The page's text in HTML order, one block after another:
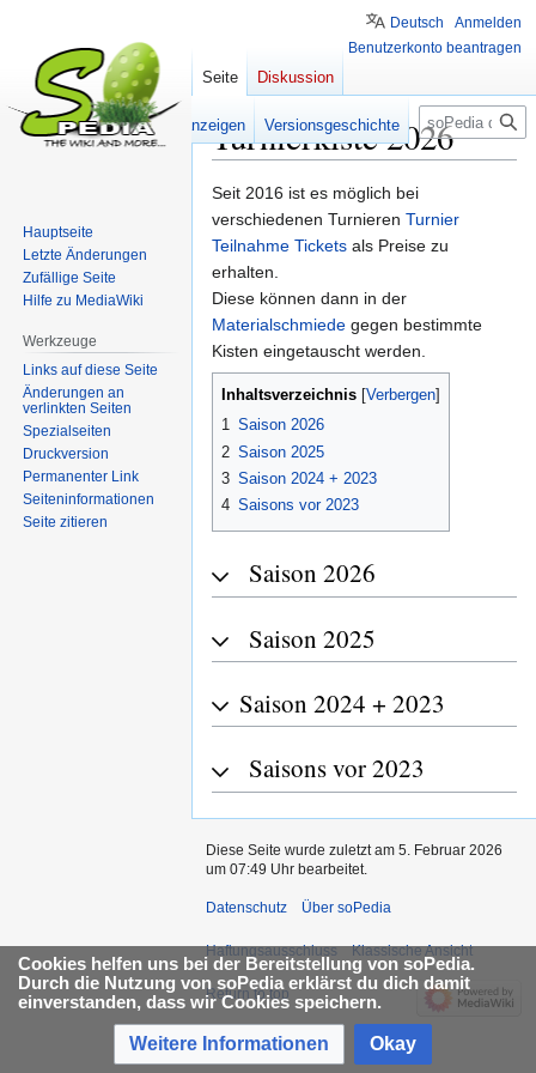
Turnierkiste 2026
Zur
Navigation
springen
Zur
Suche
springen
Seit 2016 ist es möglich bei
verschiedenen Turnieren Turnier
Teilnahme Tickets als Preise zu
erhalten.
Diese können dann in der
Materialschmiede gegen bestimmte
Kisten eingetauscht werden.
Inhaltsverzeichnis
1 Saison 2026
2 Saison 2025
3 Saison 2024 + 2023
4 Saisons vor 2023
Saison 2026
Saison 2025
Saison 2024 + 2023
Saisons vor 2023
Cookies helfen uns bei der Bereitstellung von soPedia.
Durch die Nutzung von soPedia erklärst du dich damit
einverstanden, dass wir Cookies speichern.
Weitere Informationen Okay
Deutsch
Anmelden
Benutzerkonto beantragen
Seite Diskussion
Lesen Quelltext anzeigen Versionsgeschichte Suche
Hauptseite
Letzte Änderungen
Zufällige Seite
Hilfe zu MediaWiki
Werkzeuge
Links auf diese Seite
Änderungen an
verlinkten Seiten
Spezialseiten
Druckversion
Permanenter Link
Seiten­­informationen
Seite zitieren
Diese Seite wurde zuletzt am 5. Februar 2026
um 07:49 Uhr bearbeitet.
Datenschutz Über soPedia
Haftungsausschluss Klassische Ansicht
Return to top